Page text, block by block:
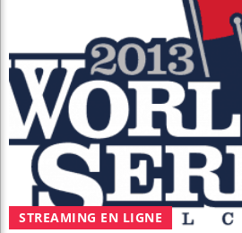
STREAMING EN LIGNE